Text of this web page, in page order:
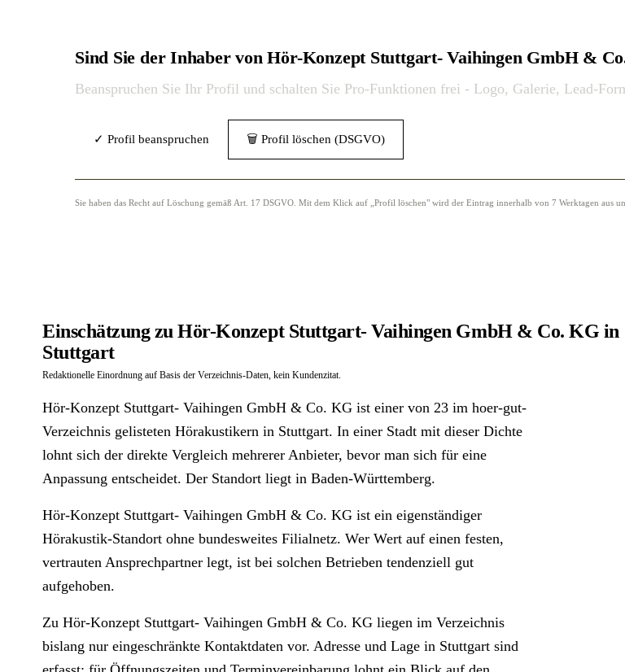
Sind Sie der Inhaber von Hör-Konzept Stuttgart- Vaihingen GmbH &
Beanspruchen Sie Ihr Profil und schalten Sie Pro-Funktionen frei - Logo, Galerie, Lead-
✓ Profil beanspruchen 🗑 Profil löschen (DSGVO)
Sie haben das Recht auf Löschung gemäß Art. 17 DSGVO. Mit dem Klick auf „Profil löschen" wird der Eintrag innerhalb von 7 Werktagen aus
Einschätzung zu Hör-Konzept Stuttgart- Vaihingen GmbH & Co. KG in
Stuttgart
Redaktionelle Einordnung auf Basis der Verzeichnis-Daten, kein Kundenzitat.
Hör-Konzept Stuttgart- Vaihingen GmbH & Co. KG ist einer von 23 im hoer-gut-
Verzeichnis gelisteten Hörakustikern in Stuttgart. In einer Stadt mit dieser Dichte
lohnt sich der direkte Vergleich mehrerer Anbieter, bevor man sich für eine
Anpassung entscheidet. Der Standort liegt in Baden-Württemberg.
Hör-Konzept Stuttgart- Vaihingen GmbH & Co. KG ist ein eigenständiger
Hörakustik-Standort ohne bundesweites Filialnetz. Wer Wert auf einen festen,
vertrauten Ansprechpartner legt, ist bei solchen Betrieben tendenziell gut
aufgehoben.
Zu Hör-Konzept Stuttgart- Vaihingen GmbH & Co. KG liegen im Verzeichnis
bislang nur eingeschränkte Kontaktdaten vor. Adresse und Lage in Stuttgart sind